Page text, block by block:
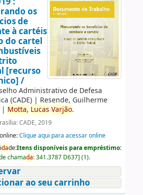
os
de
à cartéis
do cartel
[recurso
/
Administrativo de Defesa
(CADE)| Resende, Guilherme
| Motta, Lucas Varjão.
CADE, 2019
Clique aqui para acessar online
dade:Itens disponíveis para empréstimo:
chamada:341.3787 D637] (1).
ao seu carrinho